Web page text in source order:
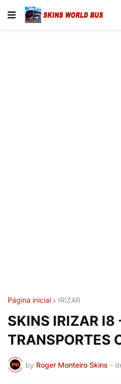
Página inicial IRIZAR
SKINS IRIZAR I8
TRANSPORTES
by Roger Monteiro Skins -